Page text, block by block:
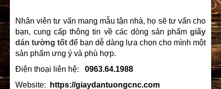
Nhân viên tư vấn mang mẫu tận nhà, họ sẽ tư vấn cho
bạn, cung cấp thông tin về các dòng sản phẩm giấy
dán tường tốt để bạn dễ dàng lựa chọn cho mình một
sản phẩm ưng ý và phù hợp.
Điện thoại liên hệ: 0963.64.1988
Website:
https://giaydantuongcnc.com